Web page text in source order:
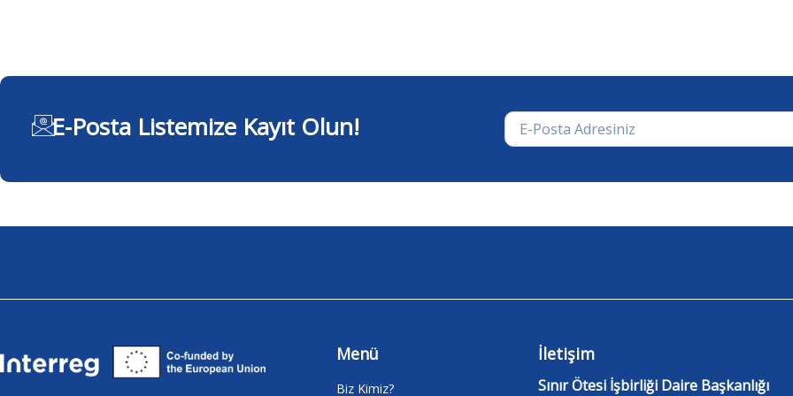
E-Posta Listemize Kayıt Olun!
Menü
Biz Kimiz?
İletişim
Sınır Ötesi İşbirliği Daire Başkanlığı